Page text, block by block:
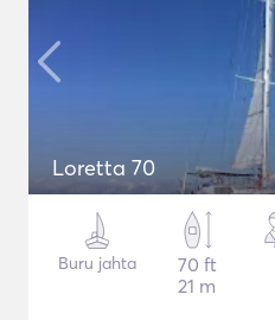
Loretta 70
Buru jahta
70 ft
21 m